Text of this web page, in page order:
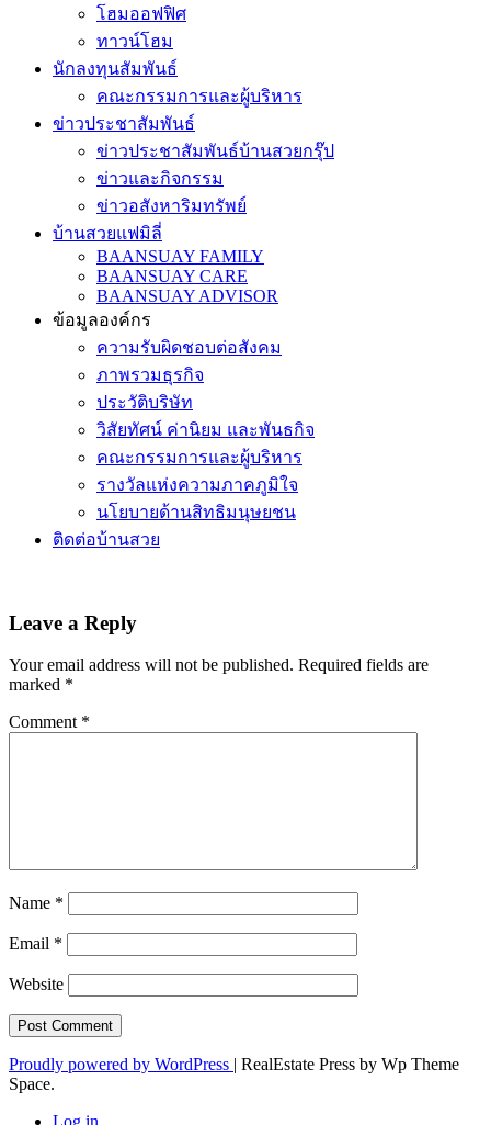
โฮมออฟฟิศ
ทาวน์โฮม
นักลงทุนสัมพันธ์
คณะกรรมการและผู้บริหาร
ข่าวประชาสัมพันธ์
ข่าวประชาสัมพันธ์บ้านสวยกรุ๊ป
ข่าวและกิจกรรม
ข่าวอสังหาริมทรัพย์
บ้านสวยแฟมิลี่
BAANSUAY FAMILY
BAANSUAY CARE
BAANSUAY ADVISOR
ข้อมูลองค์กร
ความรับผิดชอบต่อสังคม
ภาพรวมธุรกิจ
ประวัติบริษัท
วิสัยทัศน์ ค่านิยม และพันธกิจ
คณะกรรมการและผู้บริหาร
รางวัลแห่งความภาคภูมิใจ
นโยบายด้านสิทธิมนุษยชน
ติดต่อบ้านสวย
Leave a Reply
Your email address will not be published. Required fields are
marked *
Comment *
Name *
Email *
Website
Proudly powered by WordPress | RealEstate Press by Wp Theme
Space.